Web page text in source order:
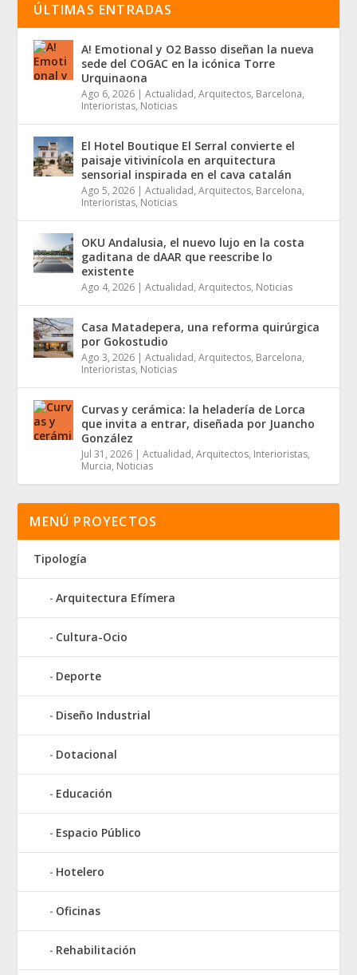
ÚLTIMAS ENTRADAS
A! Emotional y O2 Basso diseñan la nueva
sede del COGAC en la icónica Torre
Urquinaona
Ago 6, 2026 |Actualidad,Arquitectos, Barcelona,
Interioristas, Noticias
El Hotel Boutique El Serral convierte el
paisaje vitivinícola en arquitectura
sensorial inspirada en el cava catalán
Ago 5, 2026 |Actualidad,Arquitectos, Barcelona,
Interioristas, Noticias
OKU Andalusia, el nuevo lujo en la costa
gaditana de dAAR que reescribe lo
existente
Ago 4, 2026 |Actualidad,Arquitectos, Noticias
Casa Matadepera, una reforma quirúrgica
por Gokostudio
Ago 3, 2026 |Actualidad,Arquitectos, Barcelona,
Interioristas, Noticias
Curvas y cerámica: la heladería de Lorca
que invita a entrar, diseñada por Juancho
González
Jul 31, 2026 |Actualidad,Arquitectos, Interioristas,
Murcia, Noticias
MENÚ PROYECTOS
Tipología
Arquitectura Efímera
Cultura-Ocio
Deporte
Diseño Industrial
Dotacional
Educación
Espacio Público
Hotelero
Oficinas
Rehabilitación